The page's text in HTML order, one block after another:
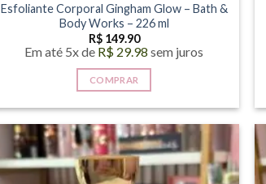
Esfoliante Corporal Gingham Glow – Bath &
Body Works – 226 ml
R$149.90
Em até 5x de R$ 29.98 sem juros
COMPRAR